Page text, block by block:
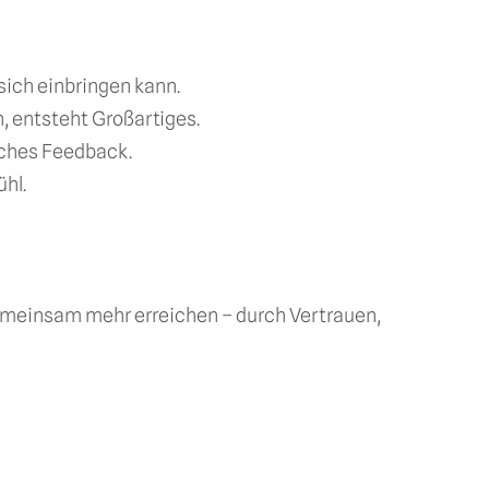
einbringen kann.
entsteht Großartiges.
Feedback.
mehr erreichen – durch Vertrauen,